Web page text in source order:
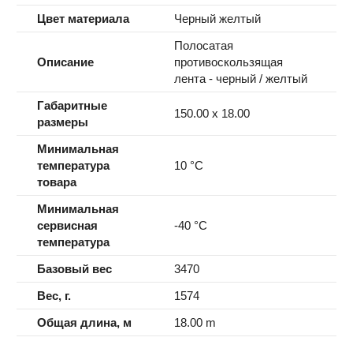
Цвет материала
Черный желтый
Описание
Полосатая
противоскользящая
лента - черный / желтый
Габаритные
размеры
150.00 x 18.00
Минимальная
температура
товара
10 °C
Минимальная
сервисная
температура
-40 °C
Базовый вес
3470
Вес, г.
1574
Общая длина, м
18.00 m